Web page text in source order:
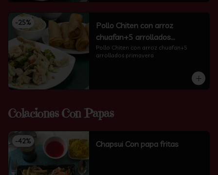
-25%
Pollo Chiten con arroz
chuafan+5 arrollados
primavera
Pollo Chiten con arroz chuafan+5
arrollados primavera
Colaciones Con Papas
-42% Chapsui Con papa fritas